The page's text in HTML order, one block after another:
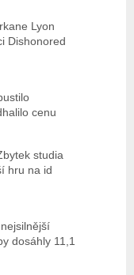
Lyon
Dishonored
cenu
studia
hru na id
dosáhly 11,1